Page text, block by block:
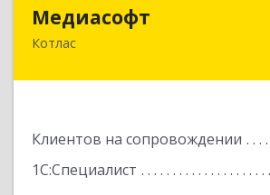
Медиасофт
Котлас
Клиентов на сопровождении
1С:Специалист